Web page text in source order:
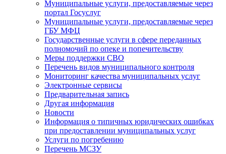
Муниципальные услуги, предоставляемые через
портал Госуслуг
Муниципальные услуги, предоставляемые через
ГБУ МФЦ
Государственные услуги в сфере переданных
полномочий по опеке и попечительству
Меры поддержки СВО
Перечень видов муниципального контроля
Мониторинг качества муниципальных услуг
Электронные сервисы
Предварительная запись
Другая информация
Новости
Информация о типичных юридических ошибках
при предоставлении муниципальных услуг
Услуги по погребению
Перечень МСЗУ